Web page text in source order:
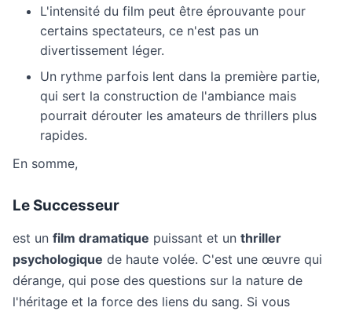
L'intensité du film peut être éprouvante pour
certains spectateurs, ce n'est pas un
divertissement léger.
Un rythme parfois lent dans la première partie,
qui sert la construction de l'ambiance mais
pourrait dérouter les amateurs de thrillers plus
rapides.
En somme,
Le Successeur
est un film dramatique puissant et un thriller
psychologique de haute volée. C'est une œuvre qui
dérange, qui pose des questions sur la nature de
l'héritage et la force des liens du sang. Si vous